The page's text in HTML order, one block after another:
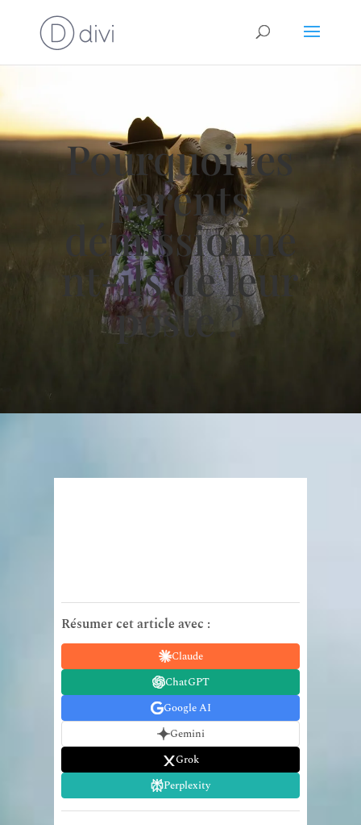
Pourquoi les
parents
démissionne
nt-ils de leur
poste ?
Résumer cet article avec :
Claude
ChatGPT
Google AI
Gemini
Grok
Perplexity